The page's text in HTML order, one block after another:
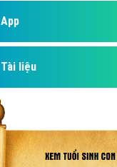
App
Tài liệu